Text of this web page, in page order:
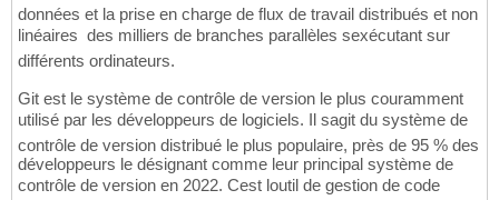
données et la prise en charge de flux de travail distribués et non
linéaires  des milliers de branches parallèles sexécutant sur
différents ordinateurs.
Git est le système de contrôle de version le plus couramment
utilisé par les développeurs de logiciels. Il sagit du système de
contrôle de version distribué le plus populaire, près de 95 % des
développeurs le désignant comme leur principal système de
contrôle de version en 2022. Cest loutil de gestion de code